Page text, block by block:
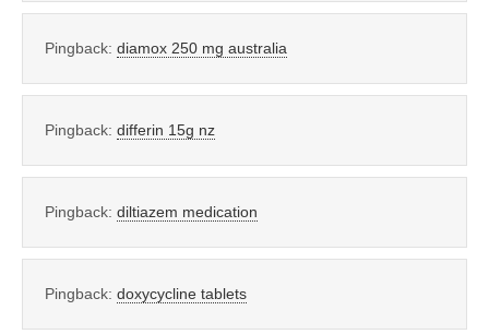
Pingback: diamox 250 mg australia
Pingback: differin 15g nz
Pingback: diltiazem medication
Pingback: doxycycline tablets